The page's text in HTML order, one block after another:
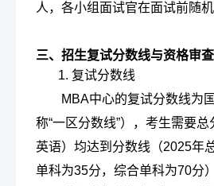
人，各小组面试官在面试前随机
三、招生复试分数线与资格审查
1. 复试分数线
MBA中心的复试分数线为
称“一区分数线”），考生需要总
英语）均达到分数线（2025年
单科为35分，综合单科为70分